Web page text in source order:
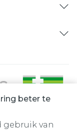
beter te
gebruik van